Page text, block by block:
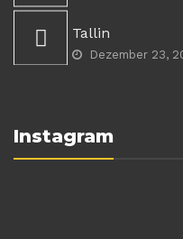
Tallin
Dezember 23,
Instagram